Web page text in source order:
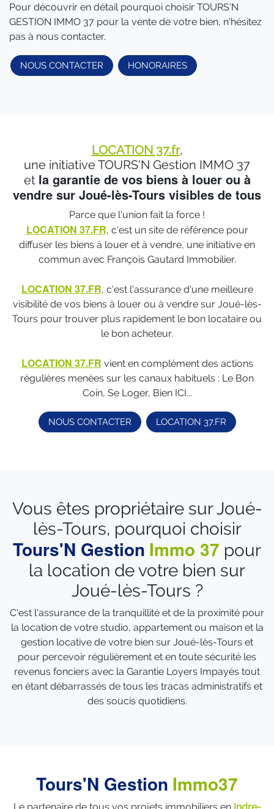
Pour découvrir en détail pourquoi choisir TOURS'N
GESTION IMMO 37 pour la vente de votre bien, n'hésitez
pas à nous contacter.
NOUS CONTACTER HONORAIRES
LOCATION 37.fr,
une initiative TOURS'N Gestion IMMO 37
et la garantie de vos biens à louer ou à
vendre sur Joué-lès-Tours visibles de tous
Parce que l'union fait la force !
LOCATION 37.FR, c'est un site de référence pour
diffuser les biens à louer et à vendre, une initiative en
commun avec François Gautard Immobilier.
LOCATION 37.FR, c'est l'assurance d'une meilleure
visibilité de vos biens à louer ou à vendre sur Joué-lès-
Tours pour trouver plus rapidement le bon locataire ou
le bon acheteur.
LOCATION 37.FR vient en complément des actions
régulières menées sur les canaux habituels : Le Bon
Coin, Se Loger, Bien ICI...
NOUS CONTACTER LOCATION 37.FR
Vous êtes propriétaire sur Joué-
lès-Tours, pourquoi choisir
Tours'N Gestion Immo 37 pour
la location de votre bien sur
Joué-lès-Tours ?
C'est l'assurance de la tranquillité et de la proximité pour
la location de votre studio, appartement ou maison et la
gestion locative de votre bien sur Joué-lès-Tours et
pour percevoir régulièrement et en toute sécurité les
revenus fonciers avec la Garantie Loyers Impayés tout
en étant débarrassés de tous les tracas administratifs et
des soucis quotidiens.
Tours'N Gestion Immo37